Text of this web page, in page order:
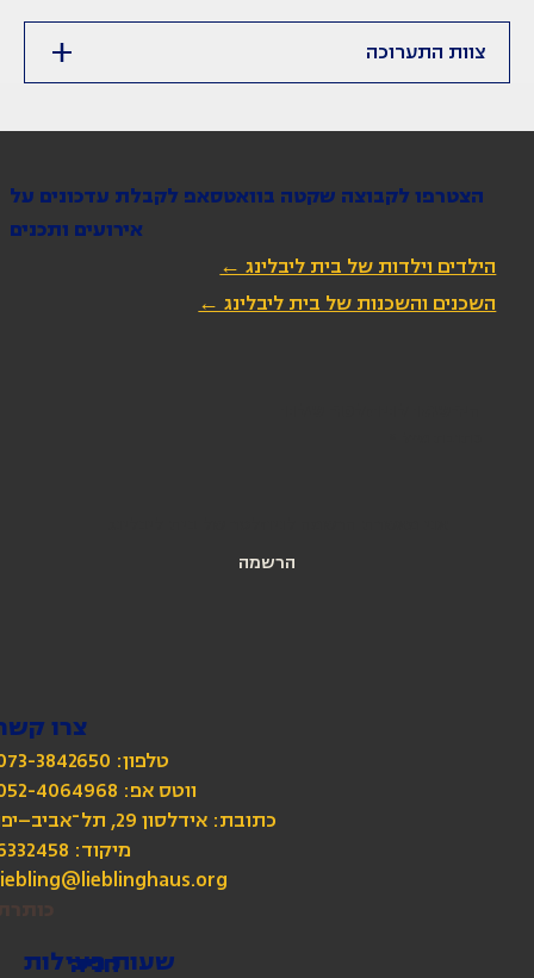
צוות התערוכה
הרשמה
הצטרפו לקבוצה שקטה בוואטסאפ לקבלת עדכונים על
אירועים ותכנים
הילדים וילדות של בית ליבלינג ←
השכנים והשכנות של בית ליבלינג ←
צרו
טלפון: 073-3842650
כתובת: אידלסון 29, תל־אביב–יפו
מיקוד: 6332458
שעות פעילות
חניה